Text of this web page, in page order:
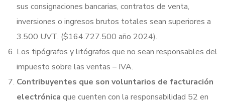
sus consignaciones bancarias, contratos de venta,
inversiones o ingresos brutos totales sean superiores a
3.500 UVT. ($164.727.500 año 2024).
Los tipógrafos y litógrafos que no sean responsables del
impuesto sobre las ventas – IVA.
Contribuyentes que son voluntarios de facturación
electrónica que cuenten con la responsabilidad 52 en